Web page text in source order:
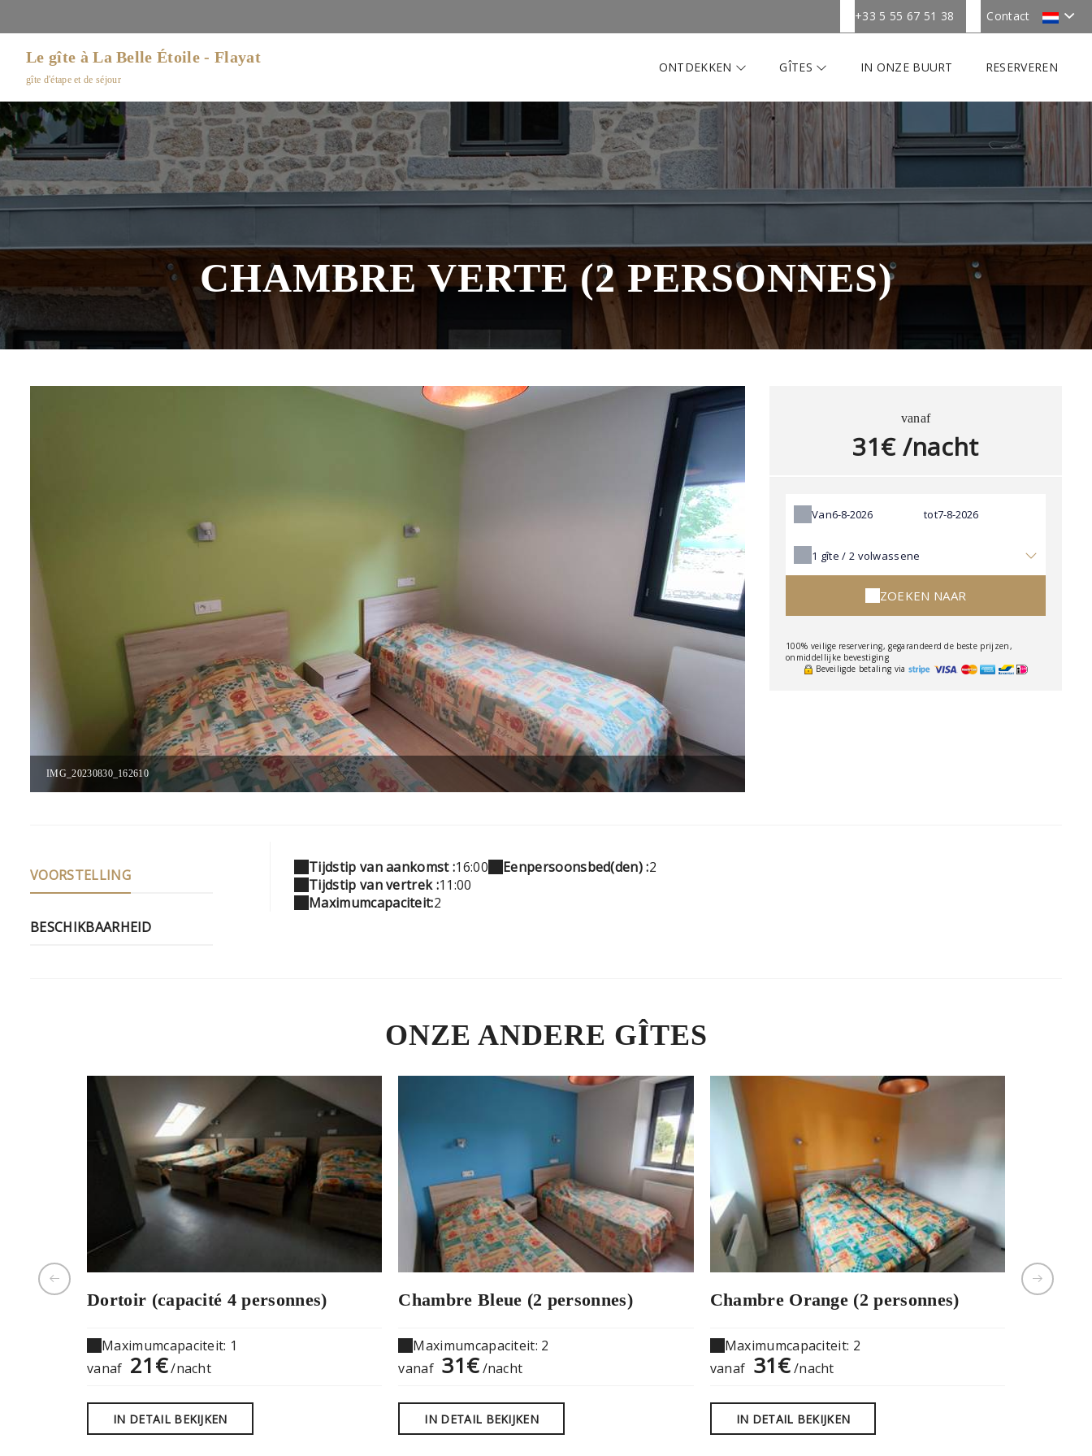
Contact
+33 5 55 67 51 38
Le gîte à La Belle Étoile - Flayat
gîte d'étape et de séjour
ONTDEKKEN GÎTES IN ONZE BUURT RESERVEREN
CHAMBRE VERTE (2 PERSONNES)
IMG_20230830_162610
vanaf
31€ /nacht
Van tot
1 gîte / 2 volwassene
ZOEKEN NAAR
100% veilige reservering, gegarandeerd de beste prijzen,
onmiddellijke bevestiging
Beveiligde betaling via
VOORSTELLING
BESCHIKBAARHEID
Tijdstip van aankomst :16:00
Tijdstip van vertrek :11:00
Maximumcapaciteit:2
Eenpersoonsbed(den) :2
ONZE ANDERE GÎTES
Dortoir (capacité 4 personnes)
Maximumcapaciteit: 1
vanaf 21€/nacht
IN DETAIL BEKIJKEN
Chambre Bleue (2 personnes)
Maximumcapaciteit: 2
vanaf 31€/nacht
IN DETAIL BEKIJKEN
Chambre Orange (2 personnes)
Maximumcapaciteit: 2
vanaf 31€/nacht
IN DETAIL BEKIJKEN